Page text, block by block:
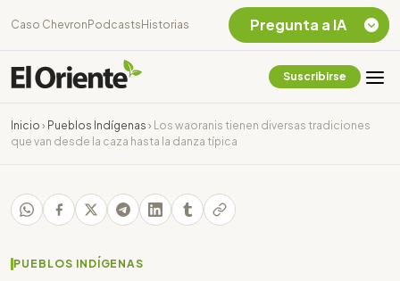
Caso Chevron Podcasts Historias
Suscribirse
Inicio › Pueblos Indígenas ›
Los waoranis tienen diversas tradiciones
que van desde la caza hasta la danza típica
PUEBLOS INDÍGENAS
Pregunta a IA
Chevron Ecuador